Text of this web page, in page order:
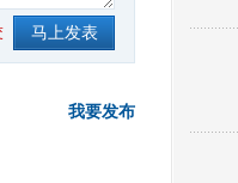
我要发布